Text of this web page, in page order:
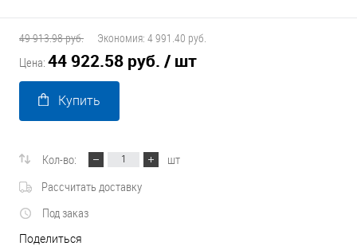
49 913.98 руб. Экономия: 4 991.40 руб.
Цена: 44 922.58 руб. / шт
Купить
Кол-во:
шт
Рассчитать доставку
Под заказ
Поделиться